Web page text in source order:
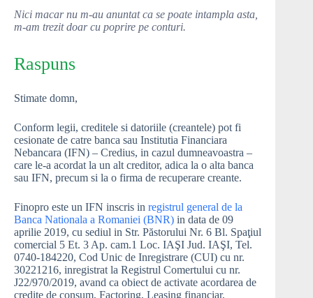
Nici macar nu m-au anuntat ca se poate intampla asta,
m-am trezit doar cu poprire pe conturi.
Raspuns
Stimate domn,
Conform legii, creditele si datoriile (creantele) pot fi
cesionate de catre banca sau Institutia Financiara
Nebancara (IFN) – Credius, in cazul dumneavoastra –
care le-a acordat la un alt creditor, adica la o alta banca
sau IFN, precum si la o firma de recuperare creante.
Finopro este un IFN inscris in registrul general de la
Banca Nationala a Romaniei (BNR) in data de 09
aprilie 2019, cu sediul in Str. Păstorului Nr. 6 Bl. Spaţiul
comercial 5 Et. 3 Ap. cam.1 Loc. IAŞI Jud. IAŞI, Tel.
0740-184220, Cod Unic de Inregistrare (CUI) cu nr.
30221216, inregistrat la Registrul Comertului cu nr.
J22/970/2019, avand ca obiect de activate acordarea de
credite de consum, Factoring, Leasing financiar,